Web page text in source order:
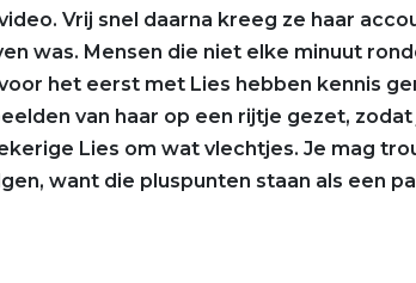
Vrij snel daarna kreeg ze haar
was. Mensen die niet elke minuut
het eerst met Lies hebben kennis
van haar op een rijtje gezet,
Lies om wat vlechtjes. Je mag
want die pluspunten staan als een